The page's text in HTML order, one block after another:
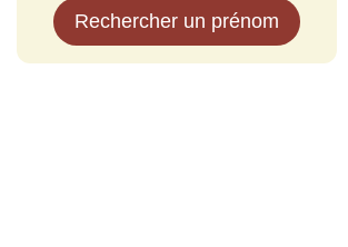
Rechercher un prénom